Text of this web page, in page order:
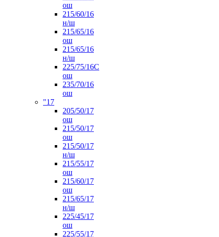
ош
215/60/16
н/ш
215/65/16
ош
215/65/16
н/ш
225/75/16C
ош
235/70/16
ош
"17
205/50/17
ош
215/50/17
ош
215/50/17
н/ш
215/55/17
ош
215/60/17
ош
215/65/17
н/ш
225/45/17
ош
225/55/17